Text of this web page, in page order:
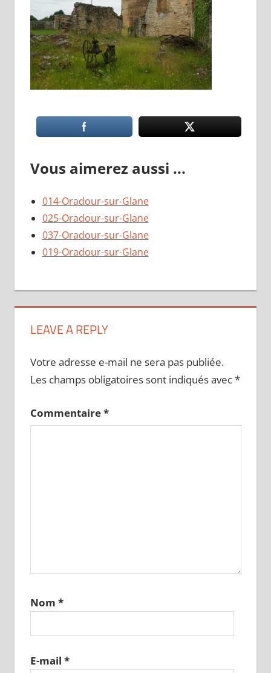
Vous aimerez aussi ...
014-Oradour-sur-Glane
025-Oradour-sur-Glane
037-Oradour-sur-Glane
019-Oradour-sur-Glane
LEAVE A REPLY
Votre adresse e-mail ne sera pas publiée.
Les champs obligatoires sont indiqués avec*
Commentaire*
Nom *
E-mail *